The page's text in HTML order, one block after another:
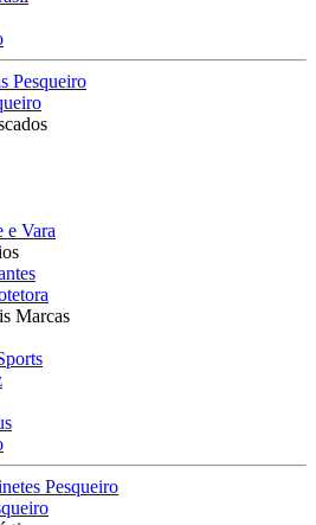
Pesqueiro
e Vara
Marcas
Pesqueiro